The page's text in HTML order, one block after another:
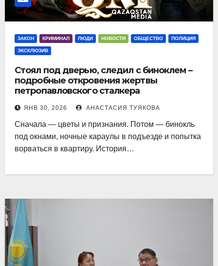
ЗАКОН КРИМИНАЛ ЛЮДИ НОВОСТИ ОБЩЕСТВО ПОЛИЦИЯ
ЭКСКЛЮЗИВ
Стоял под дверью, следил с биноклем –
подробные откровения жертвы
петропавловского сталкера
ЯНВ 30, 2026 АНАСТАСИЯ ТУЯКОВА
Сначала — цветы и признания. Потом — бинокль
под окнами, ночные караулы в подъезде и попытка
ворваться в квартиру. История…